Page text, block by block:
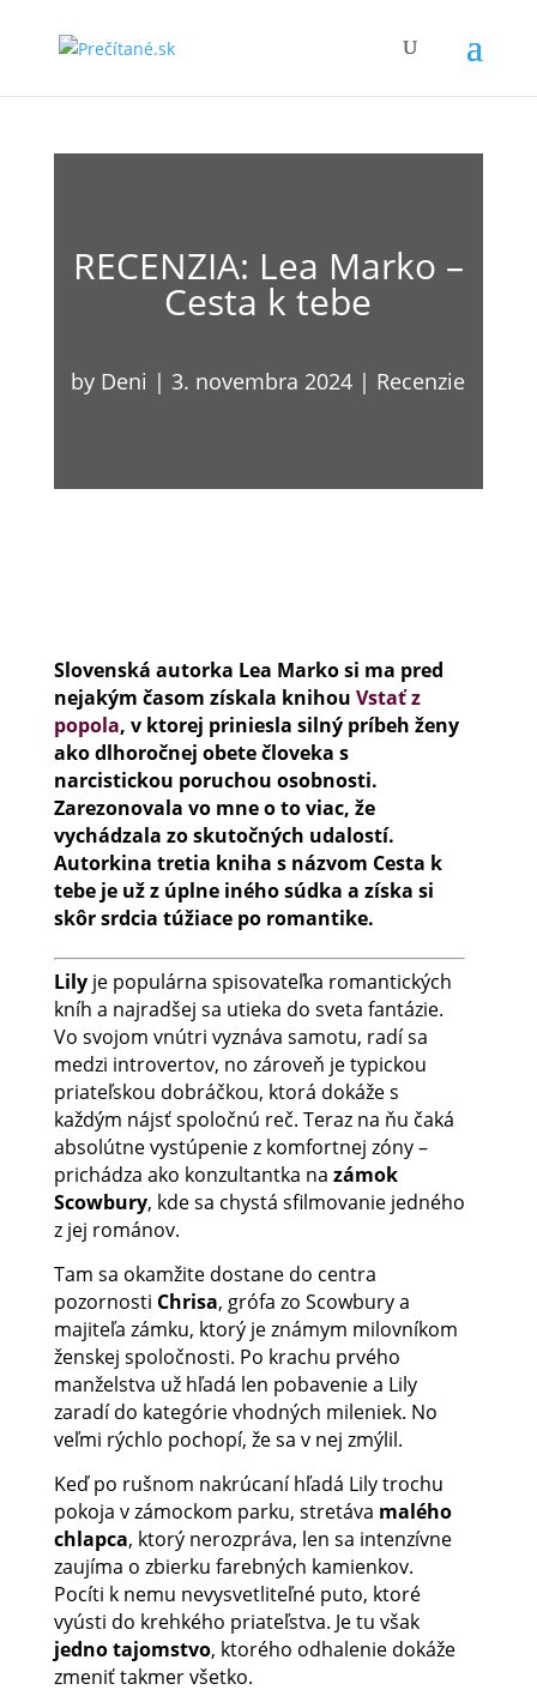
RECENZIA: Lea Marko –
Cesta k tebe
by Deni |3. novembra 2024 | Recenzie
Slovenská autorka Lea Marko si ma pred
nejakým časom získala knihou Vstať z
popola, v ktorej priniesla silný príbeh ženy
ako dlhoročnej obete človeka s
narcistickou poruchou osobnosti.
Zarezonovala vo mne o to viac, že
vychádzala zo skutočných udalostí.
Autorkina tretia kniha s názvom Cesta k
tebe je už z úplne iného súdka a získa si
skôr srdcia túžiace po romantike.
Lilyje populárna spisovateľka romantických
kníh a najradšej sa utieka do sveta fantázie.
Vo svojom vnútri vyznáva samotu, radí sa
medzi introvertov, no zároveň je typickou
priateľskou dobráčkou, ktorá dokáže s
každým nájsť spoločnú reč. Teraz na ňu čaká
absolútne vystúpenie z komfortnej zóny –
prichádza ako konzultantka na zámok
Scowbury, kde sa chystá sfilmovanie jedného
z jej románov.
Tam sa okamžite dostane do centra
pozornosti Chrisa, grófa zo Scowbury a
majiteľa zámku, ktorý je známym milovníkom
ženskej spoločnosti. Po krachu prvého
manželstva už hľadá len pobavenie a Lily
zaradí do kategórie vhodných mileniek. No
veľmi rýchlo pochopí, že sa v nej zmýlil.
Keď po rušnom nakrúcaní hľadá Lily trochu
pokoja v zámockom parku, stretáva malého
chlapca, ktorý nerozpráva, len sa intenzívne
zaujíma o zbierku farebných kamienkov.
Pocíti k nemu nevysvetliteľné puto, ktoré
vyústi do krehkého priateľstva. Je tu však
jedno tajomstvo, ktorého odhalenie dokáže
zmeniť takmer všetko.